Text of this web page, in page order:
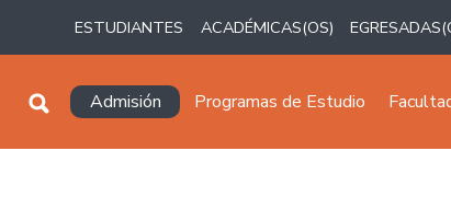
ESTUDIANTES ACADÉMICAS(OS)
Navegación principal
Admisión Programas de Estudio